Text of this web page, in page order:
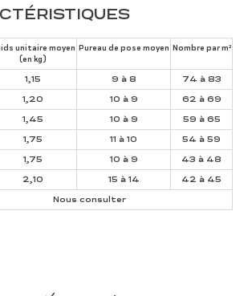
unitaire moyen
(en kg)
Pureau de pose moyen Nombre par m²
1,15 9 à 8
74 à 83
1,20 10 à 9
62 à 69
1,45 10 à 9
59 à 65
1,75 11 à 10
54 à 59
1,75 10 à 9
43 à 48
2,10 15 à 14
42 à 45
Nous consulter